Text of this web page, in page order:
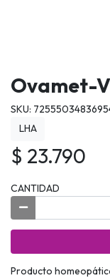
Ovamet-
SKU:
LHA
$ 23.790
CANTIDAD
Producto